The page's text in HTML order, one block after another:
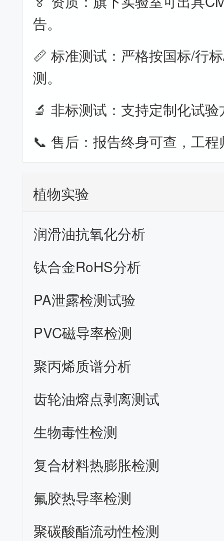
告。
📏 标准测试：严格按国标/行
测。
🔬 非标测试：支持定制化试
📞 售后：报告终身可查，工
植物实验
润滑油抗氧化分析
钛合金RoHS分析
PA泄露检测试验
PVC磁导率检测
聚丙烯质谱分析
齿轮油熔点剥离测试
生物毒性检测
复合材料热膨胀检测
氟胶热导率检测
聚碳酸酯流动性检测